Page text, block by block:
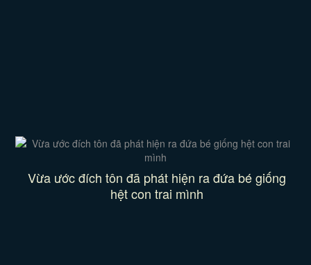
Vừa ước đích tôn đã phát hiện ra đứa bé giống
hệt con trai mình